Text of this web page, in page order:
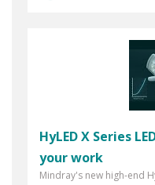
HyLED X Series
your work
Mindray's new high-end